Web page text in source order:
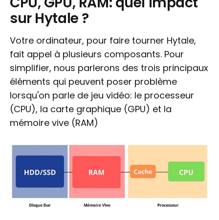
sur Hytale ?
Votre ordinateur, pour faire tourner Hytale,
fait appel à plusieurs composants. Pour
simplifier, nous parlerons des trois principaux
éléments qui peuvent poser problème
lorsqu'on parle de jeu vidéo: le processeur
(CPU), la carte graphique (GPU) et la
mémoire vive (RAM)